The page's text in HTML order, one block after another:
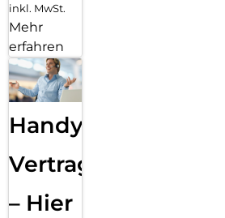
inkl. MwSt.
Mehr
erfahren
Handy
Vertragsabwicklung
– Hier